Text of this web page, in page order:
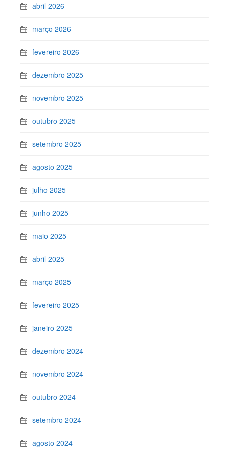
abril 2026
março 2026
fevereiro 2026
dezembro 2025
novembro 2025
outubro 2025
setembro 2025
agosto 2025
julho 2025
junho 2025
maio 2025
abril 2025
março 2025
fevereiro 2025
janeiro 2025
dezembro 2024
novembro 2024
outubro 2024
setembro 2024
agosto 2024